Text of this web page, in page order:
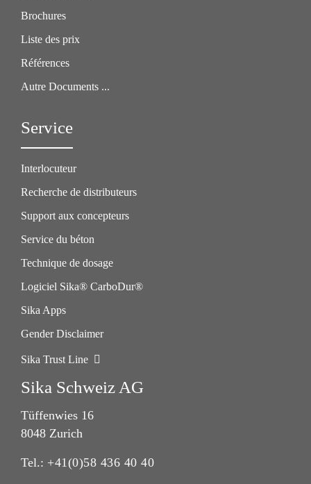
Brochures
Liste des prix
Références
Autre Documents ...
Service
Interlocuteur
Recherche de distributeurs
Support aux concepteurs
Service du béton
Technique de dosage
Logiciel Sika® CarboDur®
Sika Apps
Gender Disclaimer
Sika Trust Line
Sika Schweiz AG
Tüffenwies 16
8048 Zurich
Tel.: +41(0)58 436 40 40